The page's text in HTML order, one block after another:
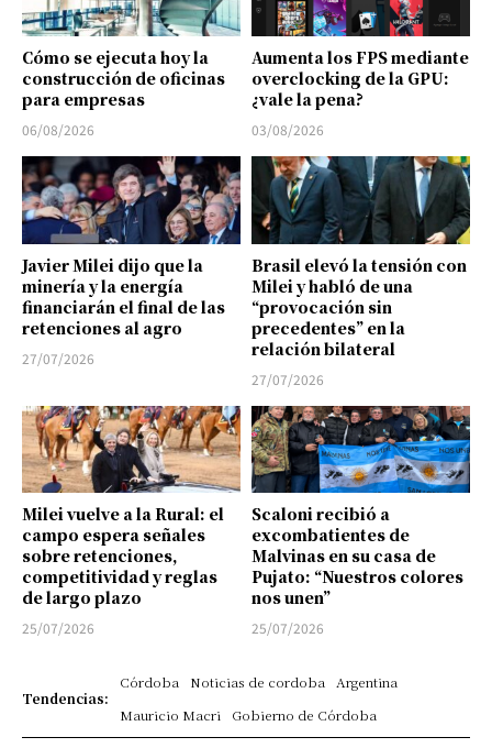
Cómo se ejecuta hoy la
construcción de oficinas
para empresas
06/08/2026
Aumenta los FPS mediante
overclocking de la GPU:
¿vale la pena?
03/08/2026
Javier Milei dijo que la
minería y la energía
financiarán el final de las
retenciones al agro
27/07/2026
Brasil elevó la tensión con
Milei y habló de una
“provocación sin
precedentes” en la
relación bilateral
27/07/2026
Milei vuelve a la Rural: el
campo espera señales
sobre retenciones,
competitividad y reglas
de largo plazo
25/07/2026
Scaloni recibió a
excombatientes de
Malvinas en su casa de
Pujato: “Nuestros colores
nos unen”
25/07/2026
Tendencias:
Córdoba Noticias de cordoba Argentina
Mauricio Macri
Gobierno de Córdoba